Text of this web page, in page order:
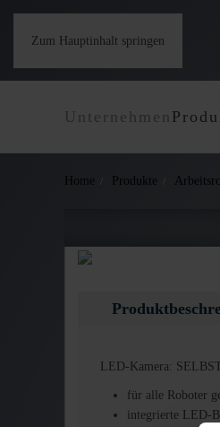
Zum Hauptinhalt springen
Unternehmen
Home Produkte
LED-Kamera:
für alle Roboter
integrierte LED-